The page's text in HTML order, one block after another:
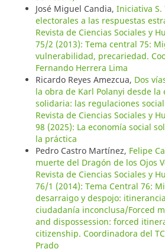
José Miguel Candia, Iniciativa S.
electorales a las respuestas
Revista de Ciencias Sociales y
75/2 (2013): Tema central 75:
vulnerabilidad, precariedad.
Fernando Herrera Lima
Ricardo Reyes Amezcua, Dos
la obra de Karl Polanyi desde la
solidaria: las regulaciones
Revista de Ciencias Sociales y
98 (2025): La economía social
la práctica
Pedro Castro Martínez, Felipe
muerte del Dragón de los Ojos
Revista de Ciencias Sociales y
76/1 (2014): Tema Central 76:
desarraigo y despojo:
ciudadanía inconclusa/Forced
and dispossession: forced
citizenship. Coordinadora del
Prado